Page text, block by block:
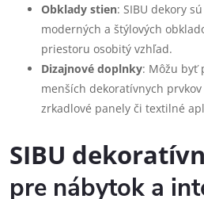
Obklady stien: SIBU dekory
moderných a štýlových
priestoru osobitý vzhľad.
Dizajnové doplnky: Môžu byť
menších dekoratívnych
zrkadlové panely či textilné
SIBU
pre nábytok a